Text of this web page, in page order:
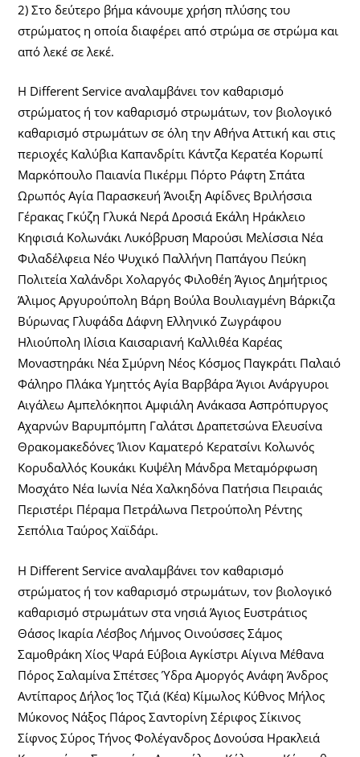
2) Στο δεύτερο βήμα κάνουμε χρήση πλύσης του
στρώματος η οποία διαφέρει από στρώμα σε στρώμα και
από λεκέ σε λεκέ.
Η Different Service αναλαμβάνει τον καθαρισμό
στρώματος ή τον καθαρισμό στρωμάτων, τον βιολογικό
καθαρισμό στρωμάτων σε όλη την Αθήνα Αττική και στις
περιοχές Καλύβια Καπανδρίτι Κάντζα Κερατέα Κορωπί
Μαρκόπουλο Παιανία Πικέρμι Πόρτο Ράφτη Σπάτα
Ωρωπός Αγία Παρασκευή Άνοιξη Αφίδνες Βριλήσσια
Γέρακας Γκύζη Γλυκά Νερά Δροσιά Εκάλη Ηράκλειο
Κηφισιά Κολωνάκι Λυκόβρυση Μαρούσι Μελίσσια Νέα
Φιλαδέλφεια Νέο Ψυχικό Παλλήνη Παπάγου Πεύκη
Πολιτεία Χαλάνδρι Χολαργός Φιλοθέη Άγιος Δημήτριος
Άλιμος Αργυρούπολη Βάρη Βούλα Βουλιαγμένη Βάρκιζα
Βύρωνας Γλυφάδα Δάφνη Ελληνικό Ζωγράφου
Ηλιούπολη Ιλίσια Καισαριανή Καλλιθέα Καρέας
Μοναστηράκι Νέα Σμύρνη Νέος Κόσμος Παγκράτι Παλαιό
Φάληρο Πλάκα Υμηττός Αγία Βαρβάρα Άγιοι Ανάργυροι
Αιγάλεω Αμπελόκηποι Αμφιάλη Ανάκασα Ασπρόπυργος
Αχαρνών Βαρυμπόμπη Γαλάτσι Δραπετσώνα Ελευσίνα
Θρακομακεδόνες Ίλιον Καματερό Κερατσίνι Κολωνός
Κορυδαλλός Κουκάκι Κυψέλη Μάνδρα Μεταμόρφωση
Μοσχάτο Νέα Ιωνία Νέα Χαλκηδόνα Πατήσια Πειραιάς
Περιστέρι Πέραμα Πετράλωνα Πετρούπολη Ρέντης
Σεπόλια Ταύρος Χαϊδάρι.
Η Different Service αναλαμβάνει τον καθαρισμό
στρώματος ή τον καθαρισμό στρωμάτων, τον βιολογικό
καθαρισμό στρωμάτων στα νησιά Άγιος Ευστράτιος
Θάσος Ικαρία Λέσβος Λήμνος Οινούσσες Σάμος
Σαμοθράκη Χίος Ψαρά Εύβοια Αγκίστρι Αίγινα Μέθανα
Πόρος Σαλαμίνα Σπέτσες Ύδρα Αμοργός Ανάφη Άνδρος
Αντίπαρος Δήλος Ίος Τζιά (Κέα) Κίμωλος Κύθνος Μήλος
Μύκονος Νάξος Πάρος Σαντορίνη Σέριφος Σίκινος
Σίφνος Σύρος Τήνος Φολέγανδρος Δονούσα Ηρακλειά